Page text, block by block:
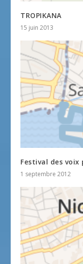
TROPIKANA
15 juin 2013
Festival des
1 septembre 2012